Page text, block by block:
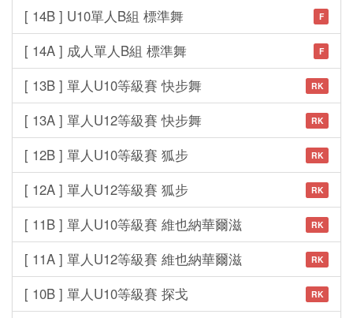
[ 14B ] U10單人B組 標準舞 F
[ 14A ] 成人單人B組 標準舞 F
[ 13B ] 單人U10等級賽 快步舞 RK
[ 13A ] 單人U12等級賽 快步舞 RK
[ 12B ] 單人U10等級賽 狐步 RK
[ 12A ] 單人U12等級賽 狐步 RK
[ 11B ] 單人U10等級賽 維也納華爾滋 RK
[ 11A ] 單人U12等級賽 維也納華爾滋 RK
[ 10B ] 單人U10等級賽 探戈 RK